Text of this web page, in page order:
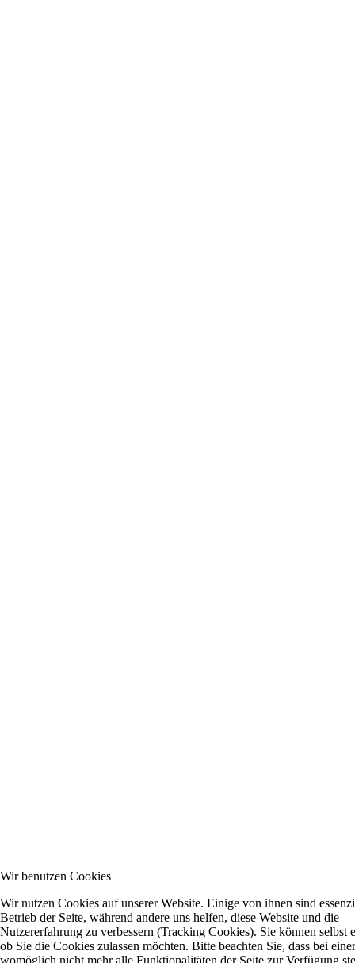
Wir benutzen Cookies
Wir nutzen Cookies auf unserer Website. Einige von ihnen sind
Betrieb der Seite, während andere uns helfen, diese Website und die
Nutzererfahrung zu verbessern (Tracking Cookies). Sie können selbst
ob Sie die Cookies zulassen möchten. Bitte beachten Sie, dass bei
womöglich nicht mehr alle Funktionalitäten der Seite zur Verfügung